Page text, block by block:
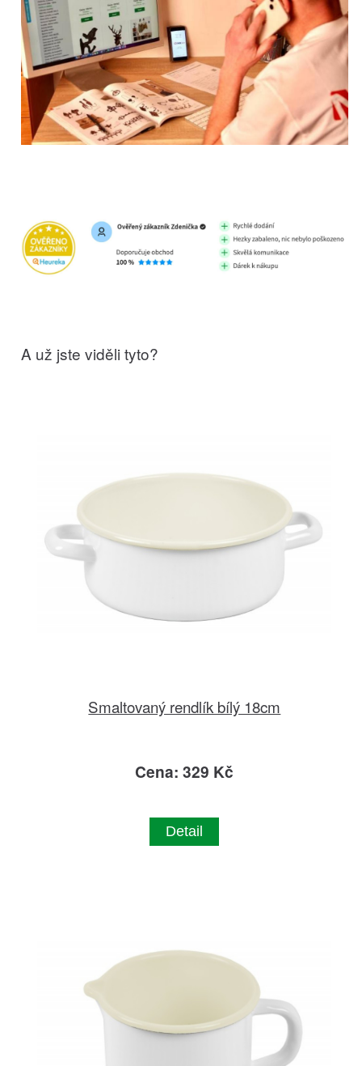
A už jste viděli tyto?
Smaltovaný rendlík bílý 18cm
Cena: 329 Kč
Detail